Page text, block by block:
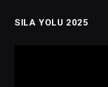
SILA YOLU 2025